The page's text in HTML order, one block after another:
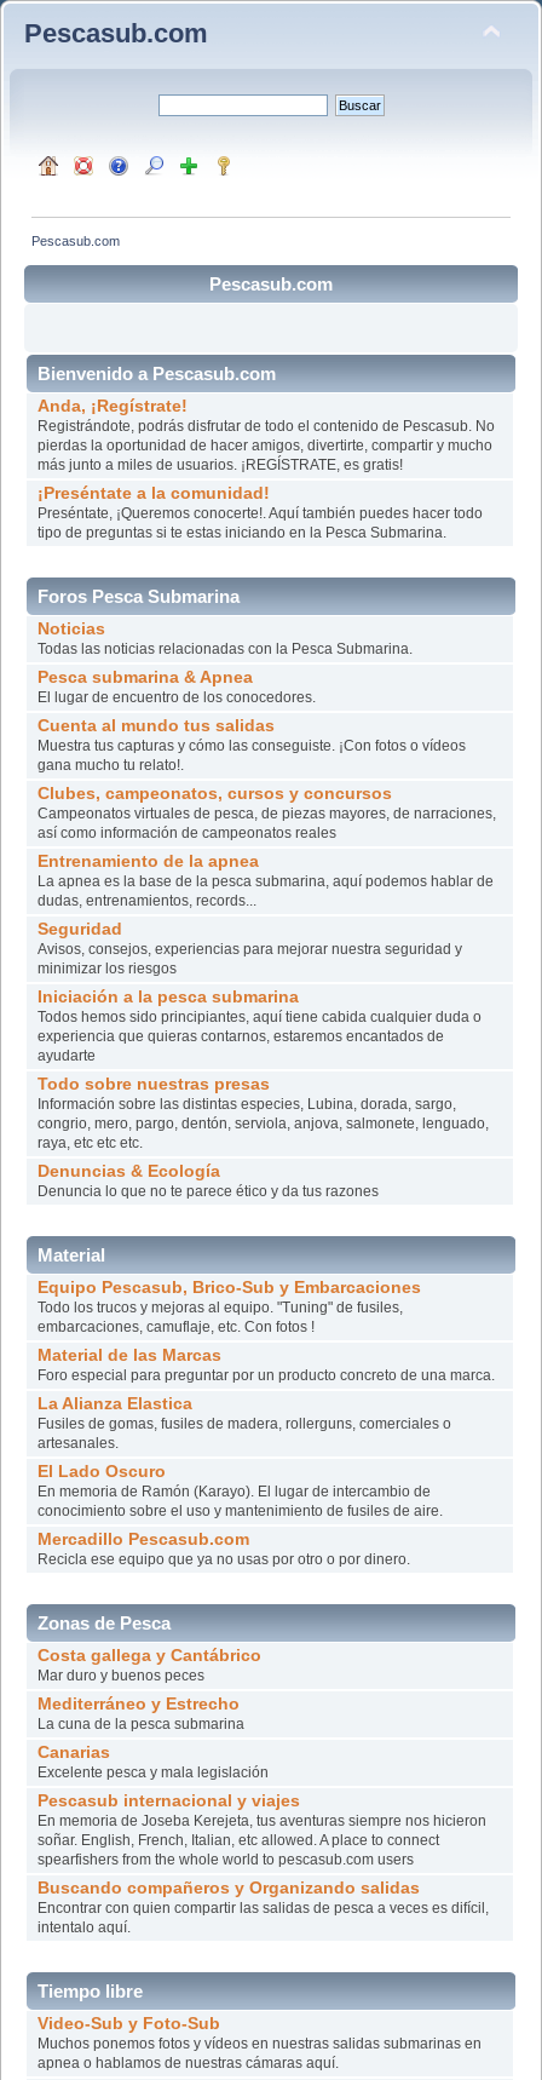
Pescasub.com
Pescasub.com
Pescasub.com
Bienvenido a Pescasub.com
Anda, ¡Regístrate!
Registrándote, podrás disfrutar de todo el contenido de Pescasub. No
pierdas la oportunidad de hacer amigos, divertirte, compartir y mucho
más junto a miles de usuarios. ¡REGÍSTRATE, es gratis!
¡Preséntate a la comunidad!
Preséntate, ¡Queremos conocerte!. Aquí también puedes hacer todo
tipo de preguntas si te estas iniciando en la Pesca Submarina.
Foros Pesca Submarina
Noticias
Todas las noticias relacionadas con la Pesca Submarina.
Pesca submarina & Apnea
El lugar de encuentro de los conocedores.
Cuenta al mundo tus salidas
Muestra tus capturas y cómo las conseguiste. ¡Con fotos o vídeos
gana mucho tu relato!.
Clubes, campeonatos, cursos y concursos
Campeonatos virtuales de pesca, de piezas mayores, de narraciones,
así­ como información de campeonatos reales
Entrenamiento de la apnea
La apnea es la base de la pesca submarina, aquí podemos hablar de
dudas, entrenamientos, records...
Seguridad
Avisos, consejos, experiencias para mejorar nuestra seguridad y
minimizar los riesgos
Iniciación a la pesca submarina
Todos hemos sido principiantes, aquí tiene cabida cualquier duda o
experiencia que quieras contarnos, estaremos encantados de
ayudarte
Todo sobre nuestras presas
Información sobre las distintas especies, Lubina, dorada, sargo,
congrio, mero, pargo, dentón, serviola, anjova, salmonete, lenguado,
raya, etc etc etc.
Denuncias & Ecología
Denuncia lo que no te parece ético y da tus razones
Material
Equipo Pescasub, Brico-Sub y Embarcaciones
Todo los trucos y mejoras al equipo. "Tuning" de fusiles,
embarcaciones, camuflaje, etc. Con fotos !
Material de las Marcas
Foro especial para preguntar por un producto concreto de una marca.
La Alianza Elastica
Fusiles de gomas, fusiles de madera, rollerguns, comerciales o
artesanales.
El Lado Oscuro
En memoria de Ramón (Karayo). El lugar de intercambio de
conocimiento sobre el uso y mantenimiento de fusiles de aire.
Mercadillo Pescasub.com
Recicla ese equipo que ya no usas por otro o por dinero.
Zonas de Pesca
Costa gallega y Cantábrico
Mar duro y buenos peces
Mediterráneo y Estrecho
La cuna de la pesca submarina
Canarias
Excelente pesca y mala legislación
Pescasub internacional y viajes
En memoria de Joseba Kerejeta, tus aventuras siempre nos hicieron
soñar. English, French, Italian, etc allowed. A place to connect
spearfishers from the whole world to pescasub.com users
Buscando compañeros y Organizando salidas
Encontrar con quien compartir las salidas de pesca a veces es difícil,
intentalo aquí­.
Tiempo libre
Video-Sub y Foto-Sub
Muchos ponemos fotos y vídeos en nuestras salidas submarinas en
apnea o hablamos de nuestras cámaras aquí.